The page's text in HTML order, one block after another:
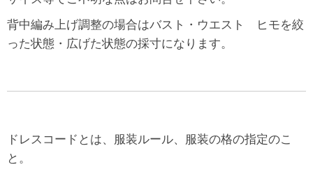
背中編み上げ調整の場合はバスト・ウエスト ヒモを絞
った状態・広げた状態の採寸になります。
ドレスコードとは、服装ルール、服装の格の指定のこ
と。